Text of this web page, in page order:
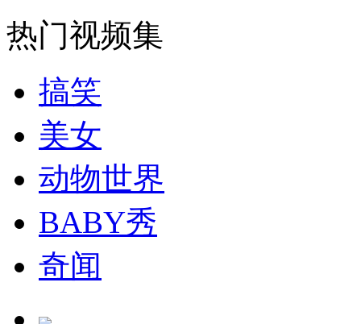
纽约上演“枕头大战”
司机酒驾遇交警 急速倒车逃窜
热门视频集
搞笑
美女
动物世界
BABY秀
奇闻